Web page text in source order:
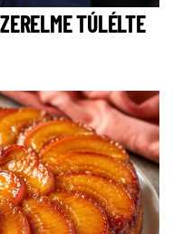
TÚLÉLTE